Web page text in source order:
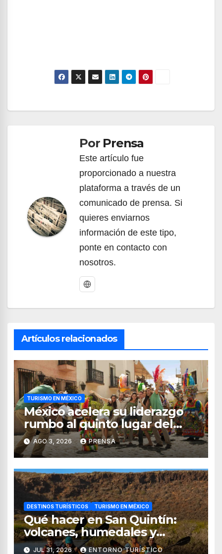
entradasPor Prensa
Este artículo fue
proporcionado a nuestra
plataforma a través de un
comunicado de prensa. Si
quieres enviarnos
información de este tipo,
ponte en contacto con
nosotros.
Artículos relacionados
TURISMO EN MÉXICO
México acelera su liderazgo
rumbo al quinto lugar del
turismo mundial
AGO 3, 2026 PRENSA
DESTINOS TURÍSTICOS TURISMO EN MÉXICO
Qué hacer en San Quintín:
volcanes, humedales y
sabores del mar
JUL 31, 2026 ENTORNO TURÍSTICO